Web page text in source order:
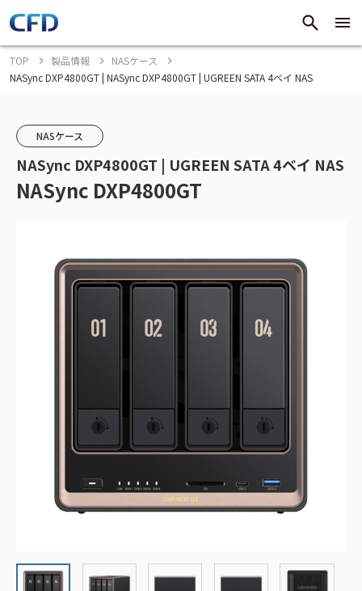
TOP 製品情報
NASケース
NASync DXP4800GT | NASync DXP4800GT | UGREEN SATA 4ベイ NAS
NASケース
NASync DXP4800GT | UGREEN SATA 4ベイ NAS
NASync DXP4800GT